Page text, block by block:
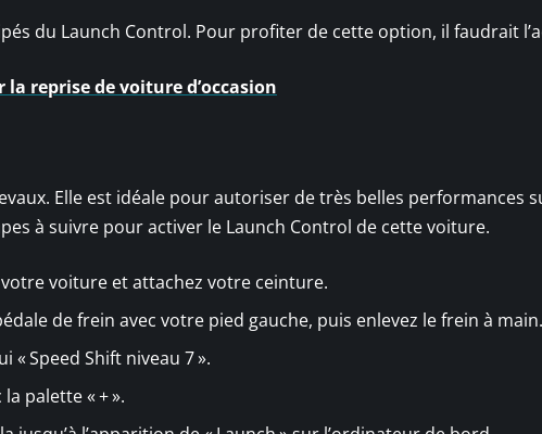
du Launch Control. Pour profiter de cette option, il faudrait
reprise de voiture d’occasion
Elle est idéale pour autoriser de très belles performances
à suivre pour activer le Launch Control de cette voiture.
voiture et attachez votre ceinture.
de frein avec votre pied gauche, puis enlevez le frein à main.
« Speed Shift niveau 7 ».
palette « + ».